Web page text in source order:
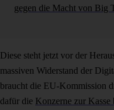
gegen die Macht von Big
Diese steht jetzt vor der
massiven Widerstand der
braucht die EU-Kommission
dafür die Konzerne zur Kasse